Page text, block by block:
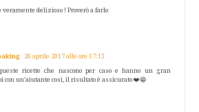
veramente delizioso ! Proverò a farlo
26 aprile 2017 alle ore 17:13
ricette che nascono per caso e hanno un gran
con un'aiutante così, il risultato è assicurato ❤️😁